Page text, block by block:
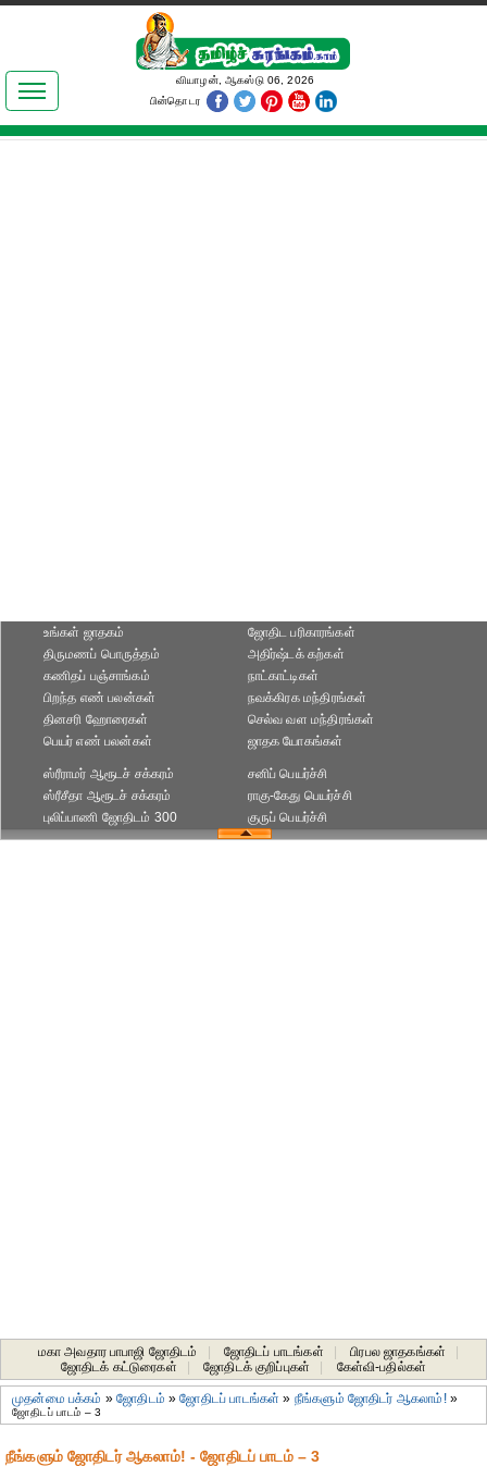
இலக்கியங்கள்
தமிழ் உலகம்
வியாழன், ஆகஸ்டு 06, 2026
பின்தொடர
உங்கள் ஜாதகம்
திருமணப் பொருத்தம்
கணிதப் பஞ்சாங்கம்
ஜோதிட ப‌ரிகார‌ங்க‌ள்
அதிர்ஷ்டக் கற்கள்
நாட்காட்டிகள்
பிறந்த எண் பலன்கள்
தினசரி ஹோரைகள்
பெயர் எண் பலன்கள்
நவக்கிரக மந்திரங்கள்
செல்வ வள மந்திரங்கள்
ஜாதக யோகங்கள்
ஸ்ரீராமர் ஆரூடச் சக்கரம்
ஸ்ரீசீதா ஆரூடச் சக்கரம்
புலிப்பாணி ஜோதிடம் 300
சனிப் பெயர்ச்சி
ராகு-கேது பெயர்ச்சி
குருப் பெயர்ச்சி
மகா அவதார பாபாஜி ஜோதிடம் ஜோதிடப் பாடங்கள் பிரபல ஜாதகங்கள்
ஜோதிடக் கட்டுரைகள்
ஜோதிடக் குறிப்புகள் கேள்வி-பதில்கள்
முதன்மை பக்கம் »ஜோதிடம் »ஜோதிடப் பாடங்கள் » நீங்களும் ஜோதிடர் ஆகலாம்!»
ஜோதிடப் பாடம் – 3
நீங்களும் ஜோதிடர் ஆகலாம்! - ஜோதிடப் பாடம் – 3